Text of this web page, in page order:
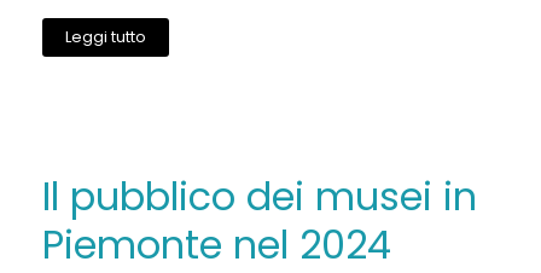
Leggi tutto
Il pubblico dei musei in
Piemonte nel 2024